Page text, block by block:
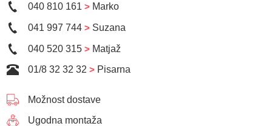
040 810 161> Marko
041 997 744> Suzana
040 520 315> Matjaž
01/8 32 32 32> Pisarna
Možnost dostave
Ugodna montaža